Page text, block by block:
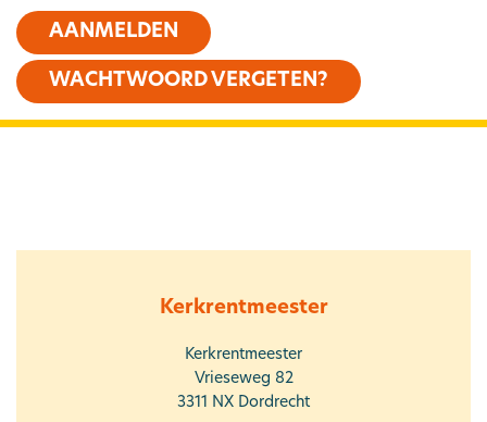
AANMELDEN
WACHTWOORD VERGETEN?
Kerkrentmeester
Kerkrentmeester
Vrieseweg 82
3311 NX Dordrecht